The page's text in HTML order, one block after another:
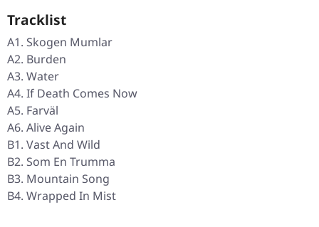
Tracklist
A1. Skogen Mumlar
A2. Burden
A3. Water
A4. If Death Comes Now
A5. Farväl
A6. Alive Again
B1. Vast And Wild
B2. Som En Trumma
B3. Mountain Song
B4. Wrapped In Mist